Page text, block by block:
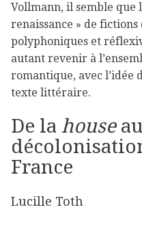
Vollmann, il semble que
renaissance » de
polyphoniques et
autant revenir à
romantique, avec l’idée
texte littéraire.
De la house
France
Lucille Toth